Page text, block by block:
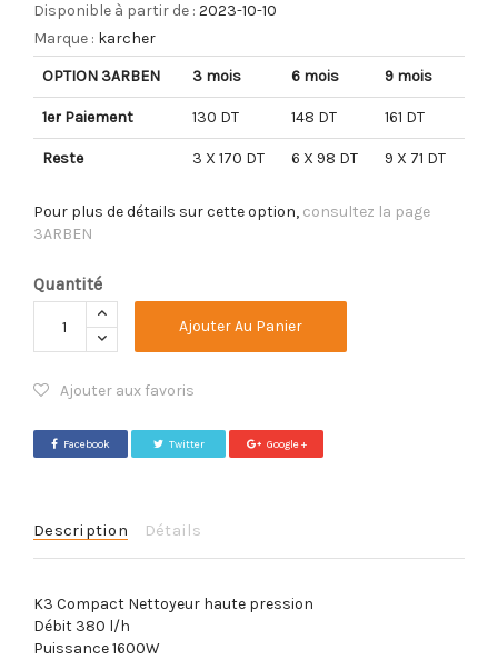
Disponible à partir de : 2023-10-10
Marque : karcher
OPTION 3ARBEN
3 mois 6 mois 9 mois
1er Paiement 130 DT 148 DT 161 DT
Reste 3 X 170 DT 6 X 98 DT 9 X 71 DT
Pour plus de détails sur cette option, consultez la page
3ARBEN
Quantité
Ajouter Au Panier
Ajouter aux favoris
Facebook Twitter Google +
Description Détails
K3 Compact Nettoyeur haute pression
Débit 380 l/h
Puissance 1600W